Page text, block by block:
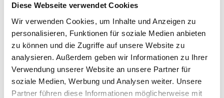
Diese Webseite verwendet Cookies
Wir verwenden Cookies, um Inhalte und Anzeigen zu
personalisieren, Funktionen für soziale Medien anbieten
zu können und die Zugriffe auf unsere Website zu
analysieren. Außerdem geben wir Informationen zu Ihrer
Verwendung unserer Website an unsere Partner für
soziale Medien, Werbung und Analysen weiter. Unsere
Partner führen diese Informationen möglicherweise mit
Beschreibung Lagerung und Verpackung
Beschreibung
Lagerung und Verpackung